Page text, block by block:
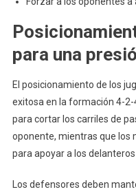
para una
El posicionamiento de los
exitosa en la formación 4-
para cortar los carriles de
oponente, mientras que los
para apoyar a los
Los defensores deben